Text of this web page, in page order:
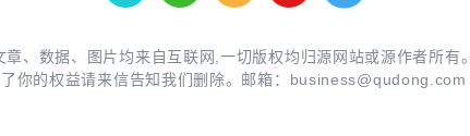
章、数据、图片均来自互联网,一切版权均归源网站或源作者所有。
你的权益请来信告知我们删除。邮箱： business@qudong.com